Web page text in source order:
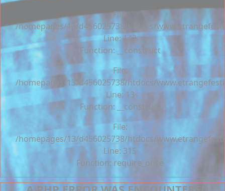
File:
/homepages/13/d456025738/htdocs/
Line: 142
Function: __construct
File:
/homepages/13/d456025738/htdocs/
Line: 13
Function: __construct
File:
/homepages/13/d456025738/htdocs/
Line: 315
Function: require_once